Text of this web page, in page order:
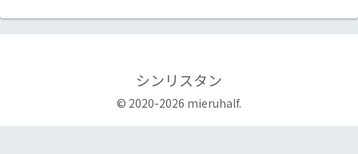
シンリスタン
© 2020-2026 mieruhalf.